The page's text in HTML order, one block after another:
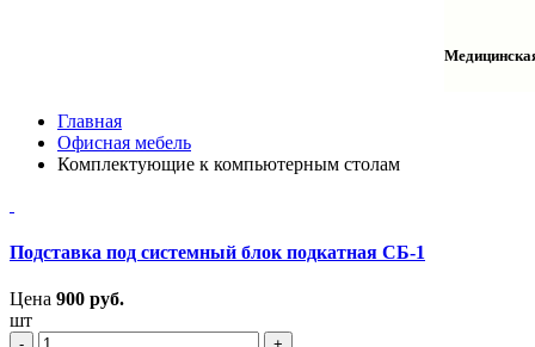
Шкафы
Тумбы
Главная
Офисная мебель
Комплектующие к компьютерным столам
Подставка под системный блок подкатная СБ-1
Цена 900 руб.
шт